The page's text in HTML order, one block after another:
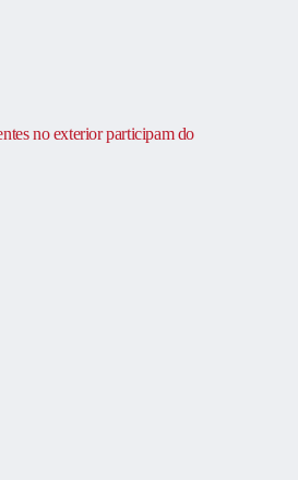
no exterior participam do